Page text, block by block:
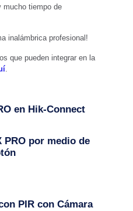
mucho tiempo de
inalámbrica profesional!
que pueden integrar en la
.
en Hik-Connect
PRO por medio de
PIR con Cámara